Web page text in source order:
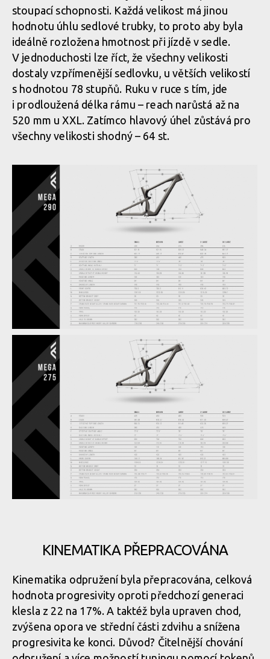
stoupací schopnosti. Každá velikost má jinou
hodnotu úhlu sedlové trubky, to proto aby byla
ideálně rozložena hmotnost při jízdě v sedle.
V jednoduchosti lze říct, že všechny velikosti
dostaly vzpřímenější sedlovku, u větších velikostí
s hodnotou 78 stupňů. Ruku v ruce s tím, jde
i prodloužená délka rámu – reach narůstá až na
520 mm u XXL. Zatímco hlavový úhel zůstává pro
všechny velikosti shodný – 64 st.
Novinka: Nukeproof Mega - počtvrté stejně a přesto jinak
Novinka: Nukeproof Mega - počtvrté stejně a přesto jinak
Novinka: Nukeproof Mega - počtvrté stejně a přesto jinak
Novinka: Nukeproof Mega - počtvrté stejně a přesto jinak
Novinka: Nukeproof Mega - počtvrté stejně a přesto jinak
Novinka: Nukeproof Mega - počtvrté stejně a přesto jinak
Novinka: Nukeproof Mega - počtvrté stejně a přesto jinak
Novinka: Nukeproof Mega - počtvrté stejně a přesto jinak
Novinka: Nukeproof Mega - počtvrté stejně a přesto jinak
KINEMATIKA PŘEPRACOVÁNA
Kinematika odpružení byla přepracována, celková
hodnota progresivity oproti předchozí generaci
klesla z 22 na 17%. A taktéž byla upraven chod,
zvýšena opora ve střední části zdvihu a snížena
progresivita ke konci. Důvod? Čitelnější chování